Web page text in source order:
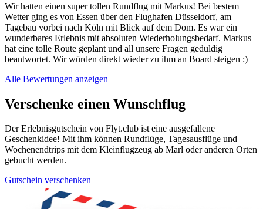
Wir hatten einen super tollen Rundflug mit Markus! Bei bestem
Wetter ging es von Essen über den Flughafen Düsseldorf, am
Tagebau vorbei nach Köln mit Blick auf dem Dom. Es war ein
wunderbares Erlebnis mit absoluten Wiederholungsbedarf. Markus
hat eine tolle Route geplant und all unsere Fragen geduldig
beantwortet. Wir würden direkt wieder zu ihm an Board steigen :)
Alle Bewertungen anzeigen
Verschenke einen Wunschflug
Der Erlebnisgutschein von Flyt.club ist eine ausgefallene
Geschenkidee! Mit ihm können Rundflüge, Tagesausflüge und
Wochenendtrips mit dem Kleinflugzeug ab Marl oder anderen Orten
gebucht werden.
Gutschein verschenken